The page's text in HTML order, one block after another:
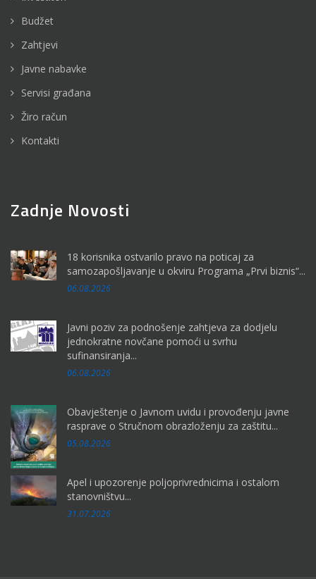
Budžet
Zahtjevi
Javne nabavke
Servisi građana
Žiro račun
Kontakti
Zadnje Novosti
18 korisnika ostvarilo pravo na poticaj za
samozapošljavanje u okviru Programa „Prvi biznis“...
06.08.2026
Javni poziv za podnošenje zahtjeva za dodjelu
jednokratne novčane pomoći u svrhu
sufinansiranja...
06.08.2026
Obavještenje o Javnom uvidu i provođenju javne
rasprave o Stručnom obrazloženju za zaštitu...
05.08.2026
Apel i upozorenje poljoprivrednicima i ostalom
stanovništvu...
31.07.2026